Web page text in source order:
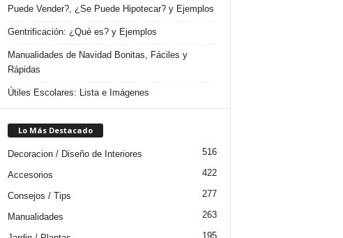
Puede Vender?, ¿Se Puede Hipotecar? y Ejemplos
Gentrificación: ¿Qué es? y Ejemplos
Manualidades de Navidad Bonitas, Fáciles y
Rápidas
Útiles Escolares: Lista e Imágenes
Lo Más Destacado
Decoracion / Diseño de Interiores 516
Accesorios 422
Consejos / Tips 277
Manualidades 263
195